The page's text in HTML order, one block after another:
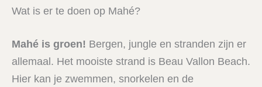
Wat is er te doen op Mahé?
Mahé is groen! Bergen, jungle en stranden zijn er
allemaal. Het mooiste strand is Beau Vallon Beach.
Hier kan je zwemmen, snorkelen en de